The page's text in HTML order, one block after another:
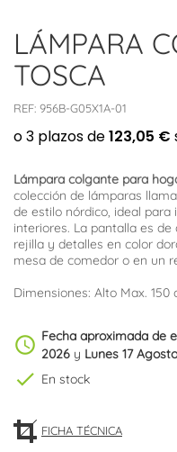
LÁMPARA
TOSCA
REF: 956B-G05X1A-01
Lámpara colgante para
colección de lámparas
de estilo nórdico, ideal
interiores. La pantalla es
rejilla y detalles en color
mesa de comedor o en un
Dimensiones: Alto Max. 150
schedule Fecha aproximada de
2026 y Lunes 17
check En stock
FICHA TÉCNICA